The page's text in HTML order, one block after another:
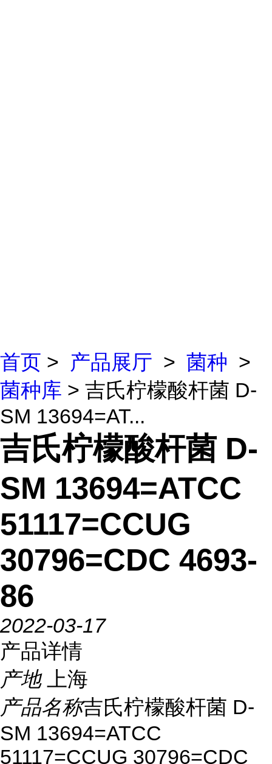
首页 > 产品展厅 > 菌种 >
菌种库 > 吉氏柠檬酸杆菌 D-
SM 13694=AT...
吉氏柠檬酸杆菌 D-
SM 13694=ATCC
51117=CCUG
30796=CDC 4693-
86
2022-03-17
产品详情
产地
上海
产品名称吉氏柠檬酸杆菌 D-
SM 13694=ATCC
51117=CCUG 30796=CDC